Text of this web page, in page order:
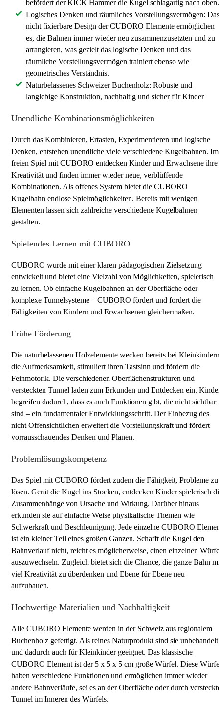
befördert der KICK Hammer die Kugel schlagartig nach oben.
Logisches Denken und räumliches Vorstellungsvermögen: Das
nicht fixierbare Design der CUBORO Elemente ermöglichen
es, die Bahnen immer wieder neu zusammenzusetzten und zu
arrangieren, was gezielt das logische Denken und das
räumliche Vorstellungsvermögen trainiert ebenso wie
geometrisches Verständnis.
Naturbelassenes Schweizer Buchenholz: Robuste und
langlebige Konstruktion, nachhaltig und sicher für Kinder
Unendliche Kombinationsmöglichkeiten
Durch das Kombinieren, Ertasten, Experimentieren und logische
Denken, entstehen unendliche viele verschiedene Kugelbahnen. Im
freien Spiel mit CUBORO entdecken Kinder und Erwachsene ihre
Kreativität und finden immer wieder neue, verblüffende
Kombinationen. Als offenes System bietet die CUBORO
Kugelbahn endlose Spielmöglichkeiten. Bereits mit wenigen
Elementen lassen sich zahlreiche verschiedene Kugelbahnen
gestalten.
Spielendes Lernen mit CUBORO
CUBORO wurde mit einer klaren pädagogischen Zielsetzung
entwickelt und bietet eine Vielzahl von Möglichkeiten, spielerisch
zu lernen. Ob einfache Kugelbahnen an der Oberfläche oder
komplexe Tunnelsysteme – CUBORO fördert und fordert die
Fähigkeiten von Kindern und Erwachsenen gleichermaßen.
Frühe Förderung
Die naturbelassenen Holzelemente wecken bereits bei Kleinkindern
die Aufmerksamkeit, stimuliert ihren Tastsinn und fördern die
Feinmotorik. Die verschiedenen Oberflächenstrukturen und
versteckten Tunnel laden zum Erkunden und Entdecken ein.
begreifen dadurch, dass es auch Funktionen gibt, die nicht sichtbar
sind – ein fundamentaler Entwicklungsschritt. Der Einbezug des
nicht Offensichtlichen erweitert die Vorstellungskraft und fördert
vorrausschauendes Denken und Planen.
Problemlösungskompetenz
Das Spiel mit CUBORO fördert zudem die Fähigkeit, Probleme zu
lösen. Gerät die Kugel ins Stocken, entdecken Kinder spielerisch
Zusammenhänge von Ursache und Wirkung. Darüber hinaus
erkunden sie auf einfache Weise physikalische Themen wie
Schwerkraft und Beschleunigung. Jede einzelne CUBORO
ist ein kleiner Teil eines großen Ganzen. Schafft die Kugel den
Bahnverlauf nicht, reicht es möglicherweise, einen einzelnen
auszuwechseln. Zugleich bietet sich die Chance, die ganze Bahn
viel Kreativität zu überdenken und Ebene für Ebene neu
aufzubauen.
Hochwertige Materialien und Nachhaltigkeit
Alle CUBORO Elemente werden in der Schweiz aus regionalem
Buchenholz gefertigt. Als reines Naturprodukt sind sie unbehandelt
und dadurch auch für Kleinkinder geeignet. Das klassische
CUBORO Element ist der 5 x 5 x 5 cm große Würfel. Diese
haben verschiedene Funktionen und ermöglichen immer wieder
andere Bahnverläufe, sei es an der Oberfläche oder durch
Tunnel im Inneren des Würfels.